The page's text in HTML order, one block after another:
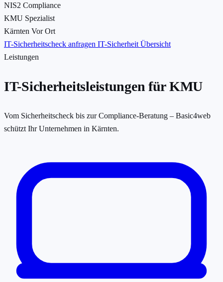
NIS2 Compliance
KMU Spezialist
Kärnten Vor Ort
IT-Sicherheitscheck anfragen IT-Sicherheit Übersicht
Leistungen
IT-Sicherheitsleistungen für KMU
Vom Sicherheitscheck bis zur Compliance-Beratung – Basic4web
schützt Ihr Unternehmen in Kärnten.